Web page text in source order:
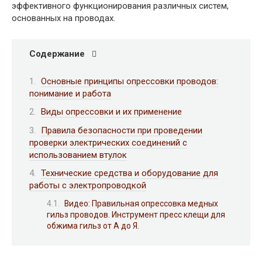
эффективного функционирования различных систем,
основанных на проводах.
Содержание
Основные принципы опрессовки проводов:
понимание и работа
Виды опрессовки и их применение
Правила безопасности при проведении
проверки электрических соединений с
использованием втулок
Технические средства и оборудование для
работы с электропроводкой
Видео: Правильная опрессовка медных
гильз проводов. Инструмент пресс клещи для
обжима гильз от А до Я.